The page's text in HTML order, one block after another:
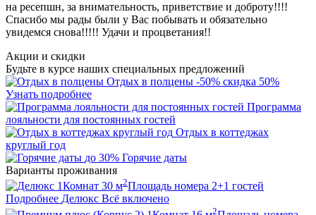
на ресепшн, за внимательность, приветствие и доброту!!!!
Спасибо мы рады были у Вас побывать и обязательно
увидемся снова!!!!! Удачи и процветания!!
Акции и скидки
Будьте в курсе наших специальных предложений
Отдых в полцены -50% скидка 50%
Узнать подробнее
Программа
лояльности для постоянных гостей
Отдых в коттеджах
круглый год
до 30% Горячие даты
Варианты проживания
1Комнат 30 м2Площадь номера 2+1 гостей
Подробнее Делюкс Всё включено
2